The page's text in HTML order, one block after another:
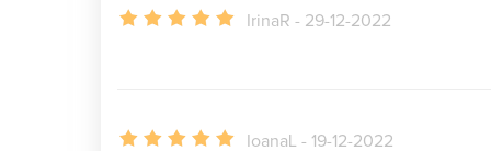
IrinaR - 29-12-2022
IoanaL - 19-12-2022